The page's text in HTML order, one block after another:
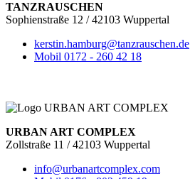
TANZRAUSCHEN
Sophienstraße 12 / 42103 Wuppertal
kerstin.hamburg@tanzrauschen.de
Mobil 0172 - 260 42 18
URBAN ART COMPLEX
Zollstraße 11 / 42103 Wuppertal
info@urbanartcomplex.com